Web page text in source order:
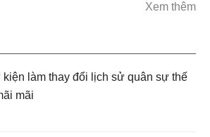
Xem thêm
kiện làm thay đổi lịch sử quân sự thế
mãi